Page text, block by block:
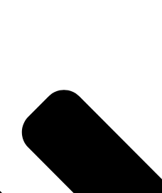
-
Newsletter interessiert?